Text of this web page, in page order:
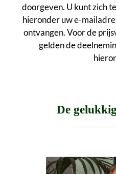
doorgeven. U kunt zich
hieronder uw e-
ontvangen. Voor de
gelden de
De
Galerij overslaan